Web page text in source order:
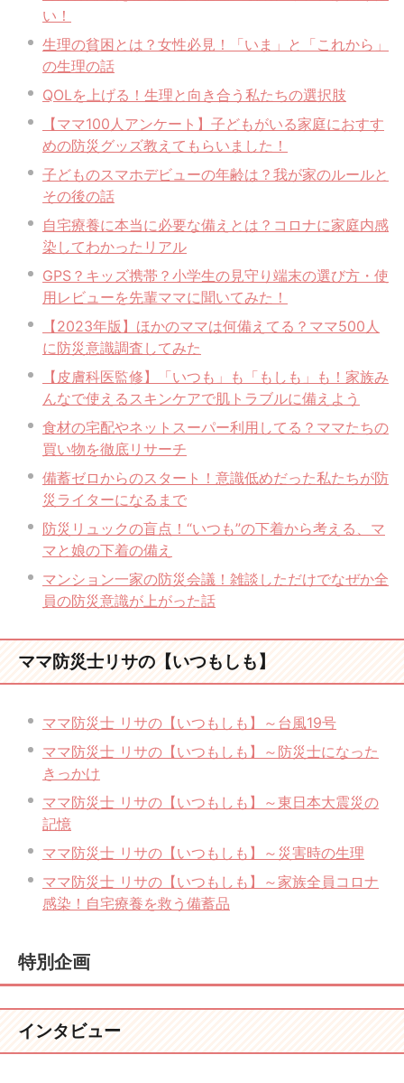
い！
生理の貧困とは？女性必見！「いま」と「これから」
の生理の話
QOLを上げる！生理と向き合う私たちの選択肢
【ママ100人アンケート】子どもがいる家庭におすす
めの防災グッズ教えてもらいました！
子どものスマホデビューの年齢は？我が家のルールと
その後の話
自宅療養に本当に必要な備えとは？コロナに家庭内感
染してわかったリアル
GPS？キッズ携帯？小学生の見守り端末の選び方・使
用レビューを先輩ママに聞いてみた！
【2023年版】ほかのママは何備えてる？ママ500人
に防災意識調査してみた
【皮膚科医監修】「いつも」も「もしも」も！家族み
んなで使えるスキンケアで肌トラブルに備えよう
食材の宅配やネットスーパー利用してる？ママたちの
買い物を徹底リサーチ
備蓄ゼロからのスタート！意識低めだった私たちが防
災ライターになるまで
防災リュックの盲点！“いつも”の下着から考える、マ
マと娘の下着の備え
マンション一家の防災会議！雑談しただけでなぜか全
員の防災意識が上がった話
ママ防災士リサの【いつもしも】
ママ防災士 リサの【いつもしも】～台風19号
ママ防災士 リサの【いつもしも】～防災士になった
きっかけ
ママ防災士 リサの【いつもしも】～東日本大震災の
記憶
ママ防災士 リサの【いつもしも】～災害時の生理
ママ防災士 リサの【いつもしも】～家族全員コロナ
感染！自宅療養を救う備蓄品
特別企画
インタビュー